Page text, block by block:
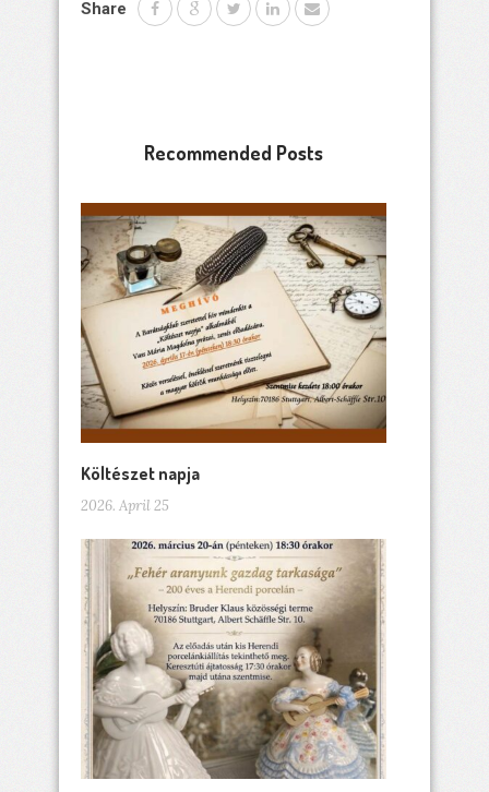
Share
Recommended Posts
Költészet napja
2026. April 25